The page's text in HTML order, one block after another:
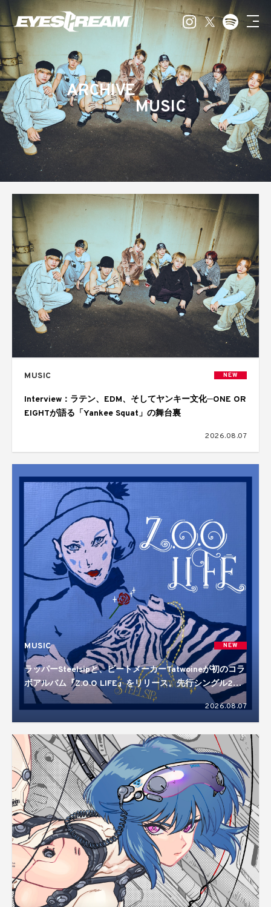
ARCHIVE
MUSIC
MUSIC NEW
Interview：ラテン、EDM、そしてヤンキー文化─ONE OR
EIGHTが語る「Yankee Squat」の舞台裏
2026.08.07
MUSIC NEW
ラッパーSteelsipと、ビートメーカーTatwoineが初のコラ
ボアルバム『Z.O.O LIFE』をリリース。先行シングル2曲
を含む10曲入り
2026.08.07